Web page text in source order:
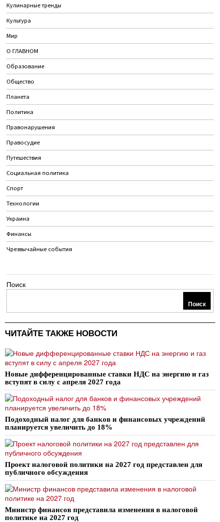
Кулинарные тренды
Культура
Мир
О ГЛАВНОМ
Образование
Общество
Планета
Политика
Правонарушения
Правосудие
Путешествия
Социальная политика
Спорт
Технологии
Украина
Финансы
Чрезвычайные события
Поиск
Поиск
ЧИТАЙТЕ ТАКЖЕ НОВОСТИ
Новые дифференцированные ставки НДС на энергию и газ
вступят в силу с апреля 2027 года
Подоходный налог для банков и финансовых учреждений
планируется увеличить до 18%
Проект налоговой политики на 2027 год представлен для
публичного обсуждения
Министр финансов представила изменения в налоговой
политике на 2027 год